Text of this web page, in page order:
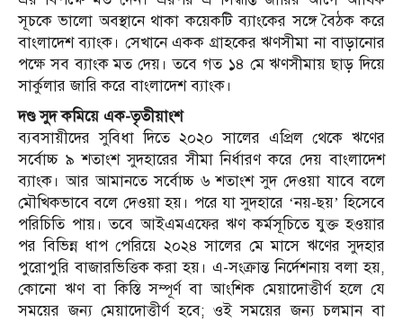
সূচকে ভালো অবস্থানে থাকা কয়েকটি ব্যাংকের সঙ্গে বৈঠক করে
বাংলাদেশ ব্যাংক। সেখানে একক গ্রাহকের ঋণসীমা না বাড়ানোর
পক্ষে সব ব্যাংক মত দেয়। তবে গত ১৪ মে ঋণসীমায় ছাড় দিয়ে
সার্কুলার জারি করে বাংলাদেশ ব্যাংক।
দণ্ড সুদ কমিয়ে এক-তৃতীয়াংশ
ব্যবসায়ীদের সুবিধা দিতে ২০২০ সালের এপ্রিল থেকে ঋণের
সর্বোচ্চ ৯ শতাংশ সুদহারের সীমা নির্ধারণ করে দেয় বাংলাদেশ
ব্যাংক। আর আমানতে সর্বোচ্চ ৬ শতাংশ সুদ দেওয়া যাবে বলে
মৌখিকভাবে বলে দেওয়া হয়। পরে যা সুদহারে ‘নয়-ছয়’ হিসেবে
পরিচিতি পায়। তবে আইএমএফের ঋণ কর্মসূচিতে যুক্ত হওয়ার
পর বিভিন্ন ধাপ পেরিয়ে ২০২৪ সালের মে মাসে ঋণের সুদহার
পুরোপুরি বাজারভিত্তিক করা হয়। এ-সংক্রান্ত নির্দেশনায় বলা হয়,
কোনো ঋণ বা কিস্তি সম্পূর্ণ বা আংশিক মেয়াদোত্তীর্ণ হলে যে
সময়ের জন্য মেয়াদোত্তীর্ণ হবে; ওই সময়ের জন্য চলমান বা